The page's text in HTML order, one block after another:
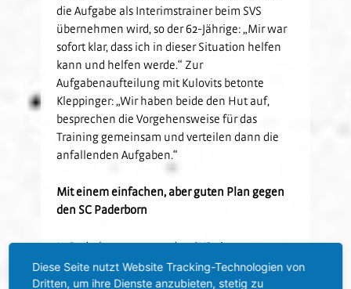
die Aufgabe als Interimstrainer beim SVS
übernehmen wird, so der 62-Jährige: „Mir war
sofort klar, dass ich in dieser Situation helfen
kann und helfen werde.“ Zur
Aufgabenaufteilung mit Kulovits betonte
Kleppinger: „Wir haben beide den Hut auf,
besprechen die Vorgehensweise für das
Training gemeinsam und verteilen dann die
anfallenden Aufgaben.“
Mit einem einfachen, aber guten Plan gegen
den SC Paderborn
In Paderborn erwartet den SVS eine
anspruchsvolle Aufgabe. „Der SC Paderborn
verfügt über einen spielstarken Kader, der eine
Diese Seite nutzt Website Tracking-Technologien von
Dritten, um ihre Dienste anzubieten, stetig zu